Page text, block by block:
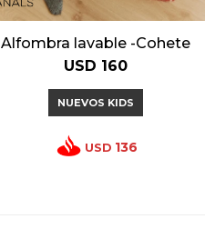
Alfombra lavable -Cohete
USD 160
NUEVOS KIDS
USD 136